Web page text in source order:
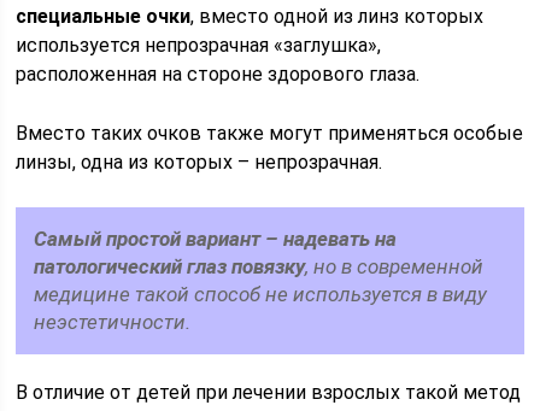
специальные очки, вместо одной из линз которых
используется непрозрачная «заглушка»,
расположенная на стороне здорового глаза.
Вместо таких очков также могут применяться особые
линзы, одна из которых – непрозрачная.
Самый простой вариант – надевать на
патологический глаз повязку, но в современной
медицине такой способ не используется в виду
неэстетичности.
В отличие от детей при лечении взрослых такой метод